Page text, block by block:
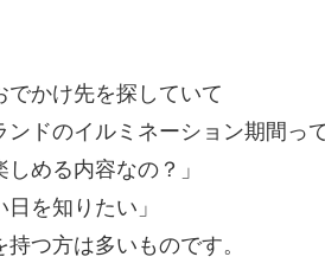
でかけ先を探していて
ンドのイルミネーション期間っ
しめる内容なの？」
日を知りたい」
つ方は多いものです。